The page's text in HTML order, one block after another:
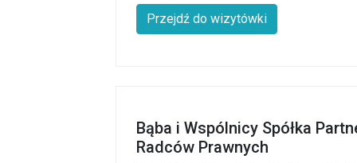
Przejdź do wizytówki
Bąba i Wspólnicy Spółka
Radców Prawnych